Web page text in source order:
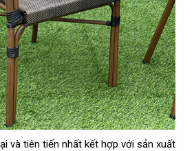
và tiên tiến nhất kết hợp với sản xuất